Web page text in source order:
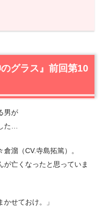
ス』前回第10話のあらす
テンダー 神のグラス』第
まる…
活！
は戦友。
瓶）に込めた思いとは？
グラス』前回第10
男が
た…
溜（CV.寺島拓篤）。
亡くなったと思っていま
かせておけ。」